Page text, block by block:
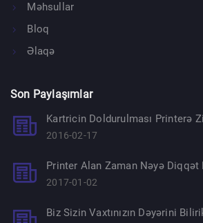
Məhsullar
Bloq
Əlaqə
Son Paylaşımlar
Kartricin Doldurulması Printerə
2016-02-17
Printer Alan Zaman Nəyə Diqqət
2017-01-02
Biz Sizin Vaxtınızın Dəyərini